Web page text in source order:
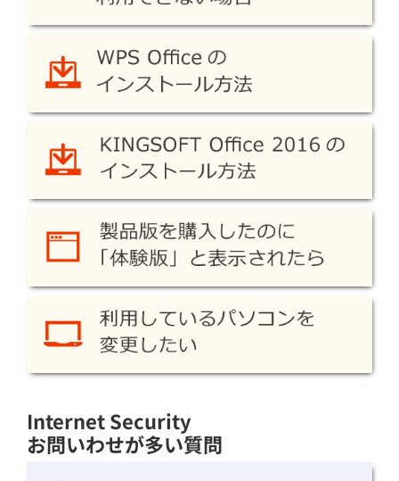
Internet Security
お問いわせが多い質問